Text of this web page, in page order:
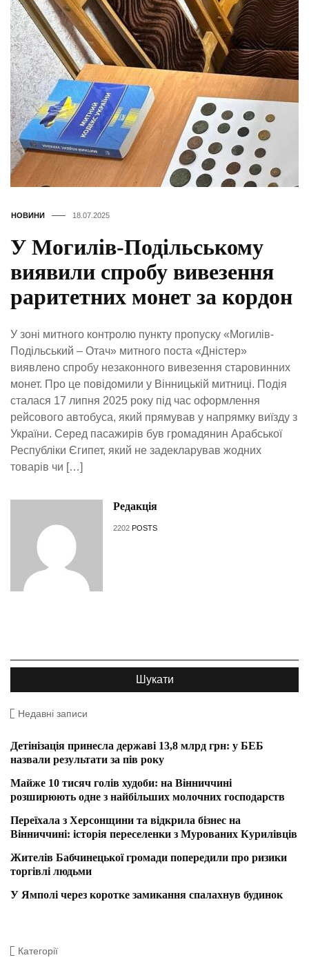
НОВИНИ 18.07.2025
У Могилів-Подільському
виявили спробу вивезення
раритетних монет за кордон
У зоні митного контролю пункту пропуску «Могилів-
Подільський – Отач» митного поста «Дністер»
виявлено спробу незаконного вивезення старовинних
монет. Про це повідомили у Вінницькій митниці. Подія
сталася 17 липня 2025 року під час оформлення
рейсового автобуса, який прямував у напрямку виїзду з
України. Серед пасажирів був громадянин Арабської
Республіки Єгипет, який не задекларував жодних
товарів чи […]
Редакція
2202 POSTS
Недавні записи
Детінізація принесла державі 13,8 млрд грн: у БЕБ
назвали результати за пів року
Майже 10 тисяч голів худоби: на Вінниччині
розширюють одне з найбільших молочних господарств
Переїхала з Херсонщини та відкрила бізнес на
Вінниччині: історія переселенки з Мурованих Курилівців
Жителів Бабчинецької громади попередили про ризики
торгівлі людьми
У Ямполі через коротке замикання спалахнув будинок
Категорії